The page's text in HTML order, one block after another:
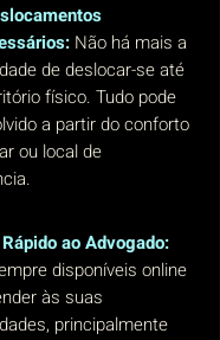
Não há mais a
de deslocar-se até
físico. Tudo pode
a partir do conforto
ou local de
ao Advogado:
disponíveis online
às suas
principalmente